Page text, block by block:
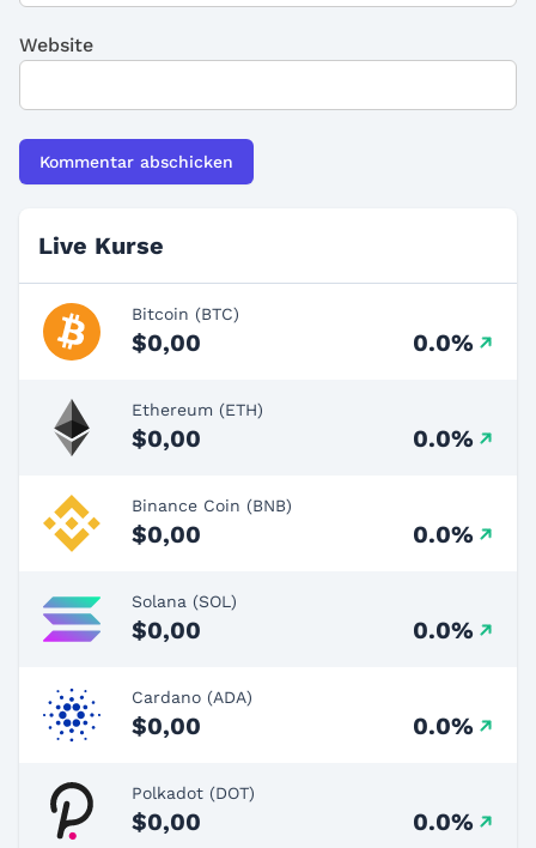
Website
Live Kurse
Bitcoin (BTC)
$0,00 0.0%
Ethereum (ETH)
$0,00 0.0%
Binance Coin (BNB)
$0,00 0.0%
Solana (SOL)
$0,00 0.0%
Cardano (ADA)
$0,00 0.0%
Polkadot (DOT)
$0,00 0.0%